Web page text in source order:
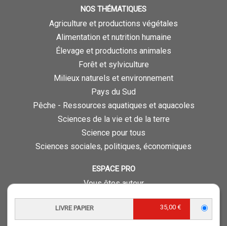
LIVRE PAPIER 35,00 €
NOS THÉMATIQUES
Agriculture et productions végétales
Alimentation et nutrition humaine
Élevage et productions animales
Forêt et sylviculture
Milieux naturels et environnement
Pays du Sud
Pêche - Ressources aquatiques et aquacoles
Sciences de la vie et de la terre
Science pour tous
Sciences sociales, politiques, économiques
ESPACE PRO
Vous êtes auteur
Vous êtes journaliste
Vous êtes libraire